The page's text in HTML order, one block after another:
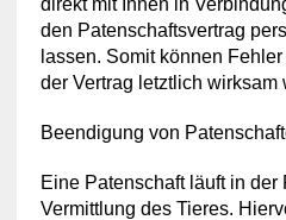
direkt mit Ihnen in
den Patenschaftsvertrag
lassen. Somit können
der Vertrag letztlich wirksam
Beendigung von
Eine Patenschaft läuft in der
Vermittlung des Tieres.